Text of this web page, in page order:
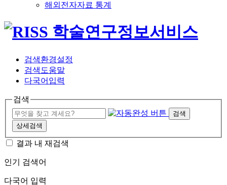
해외전자자료 통계
검색환경설정
검색도움말
다국어입력
검색
검색
상세검색
결과 내 재검색
인기 검색어
다국어 입력